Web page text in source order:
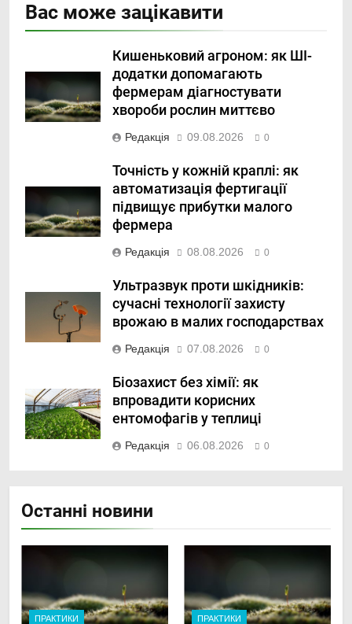
Вас може зацікавити
Кишеньковий агроном: як ШІ-
додатки допомагають
фермерам діагностувати
хвороби рослин миттєво
Редакція 09.08.2026 0
Точність у кожній краплі: як
автоматизація фертигації
підвищує прибутки малого
фермера
Редакція 08.08.2026 0
Ультразвук проти шкідників:
сучасні технології захисту
врожаю в малих господарствах
Редакція 07.08.2026 0
Біозахист без хімії: як
впровадити корисних
ентомофагів у теплиці
Редакція 06.08.2026 0
Останні новини
ПРАКТИКИ ПРАКТИКИ